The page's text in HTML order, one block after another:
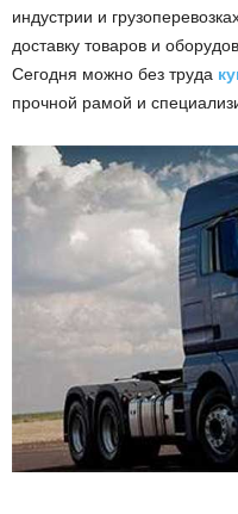
индустрии и
доставку товаров и
Сегодня можно без труда
прочной рамой и